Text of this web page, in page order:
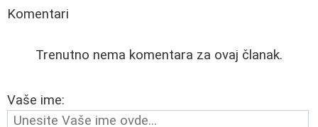
Komentari
Trenutno nema komentara za ovaj članak.
Vaše ime: